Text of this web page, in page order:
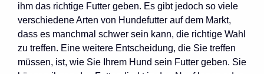
ihm das richtige Futter geben. Es gibt jedoch so viele
verschiedene Arten von Hundefutter auf dem Markt,
dass es manchmal schwer sein kann, die richtige Wahl
zu treffen. Eine weitere Entscheidung, die Sie treffen
müssen, ist, wie Sie Ihrem Hund sein Futter geben. Sie